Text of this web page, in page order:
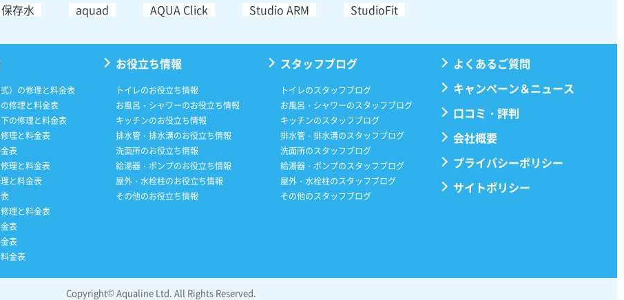
存水 aquad AQUA Click Studio ARM StudioFit
）の修理と料金表
修理と料金表
の修理と料金表
理と料金表
表
理と料金表
と料金表
理と料金表
表
表
金表
お役立ち情報
トイレのお役立ち情報
お風呂・シャワーのお役立ち情報
キッチンのお役立ち情報
排水管・排水溝のお役立ち情報
洗面所のお役立ち情報
給湯器・ポンプのお役立ち情報
屋外・水栓柱のお役立ち情報
その他のお役立ち情報
スタッフブログ
トイレのスタッフブログ
お風呂・シャワーのスタッフブログ
キッチンのスタッフブログ
排水管・排水溝のスタッフブログ
洗面所のスタッフブログ
給湯器・ポンプのスタッフブログ
屋外・水栓柱のスタッフブログ
その他のスタッフブログ
よくあるご質問
キャンペーン＆ニュース
口コミ・評判
会社概要
プライバシーポリシー
サイトポリシー
Copyright© Aqualine Ltd. All Rights Reserved.